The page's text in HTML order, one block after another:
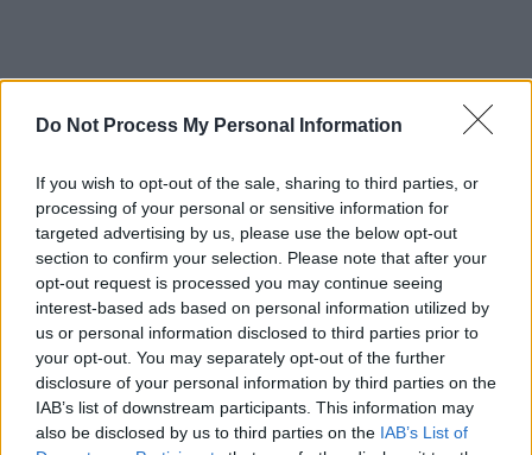
Do Not Process My Personal Information
If you wish to opt-out of the sale, sharing to third parties, or
processing of your personal or sensitive information for
targeted advertising by us, please use the below opt-out
section to confirm your selection. Please note that after your
opt-out request is processed you may continue seeing
interest-based ads based on personal information utilized by
us or personal information disclosed to third parties prior to
your opt-out. You may separately opt-out of the further
disclosure of your personal information by third parties on the
IAB’s list of downstream participants. This information may
also be disclosed by us to third parties on the IAB’s List of